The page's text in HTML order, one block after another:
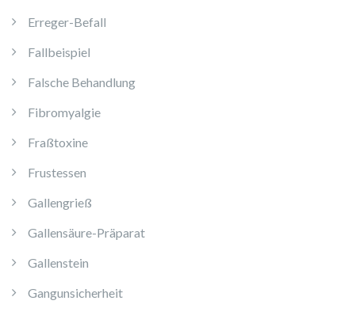
Erreger-Befall
Fallbeispiel
Falsche Behandlung
Fibromyalgie
Fraßtoxine
Frustessen
Gallengrieß
Gallensäure-Präparat
Gallenstein
Gangunsicherheit